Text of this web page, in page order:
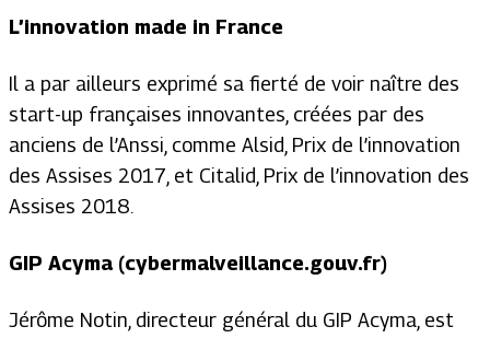
L’innovation made in France
Il a par ailleurs exprimé sa fierté de voir naître des
start-up françaises innovantes, créées par des
anciens de l’Anssi, comme Alsid, Prix de l’innovation
des Assises 2017, et Citalid, Prix de l’innovation des
Assises 2018.
GIP Acyma (cybermalveillance.gouv.fr)
Jérôme Notin, directeur général du GIP Acyma, est